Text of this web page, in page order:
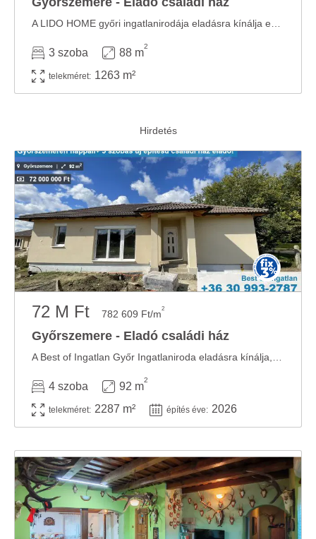
3 szoba 88 m
2
telekméret: 1263 m²
72 M Ft 782 609 Ft/m2
Győrszemere - Eladó családi ház
4 szoba 92 m
2
telekméret: 2287 m² építés éve: 2026